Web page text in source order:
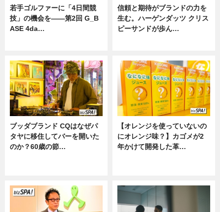
若手ゴルファーに「4日間競
技」の機会を——第2回 G_B
ASE 4da…
信頼と期待がブランドの力を
生む。ハーゲンダッツ クリス
ピーサンドが歩ん…
ブッダブランド CQはなぜパ
タヤに移住してバーを開いた
のか？60歳の節…
【オレンジを使っていないの
にオレンジ味？】カゴメが2
年かけて開発した革…